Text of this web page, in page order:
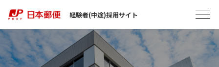
経験者(中途)採用サイト